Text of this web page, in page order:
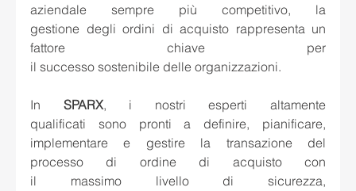
aziendale sempre più competitivo, la
gestione degli ordini di acquisto rappresenta un
fattore chiave per
il successo sostenibile delle organizzazioni.
In SPARX, i nostri esperti altamente
qualificati sono pronti a definire, pianificare,
implementare e gestire la transazione del
processo di ordine di acquisto con
il massimo livello di sicurezza,